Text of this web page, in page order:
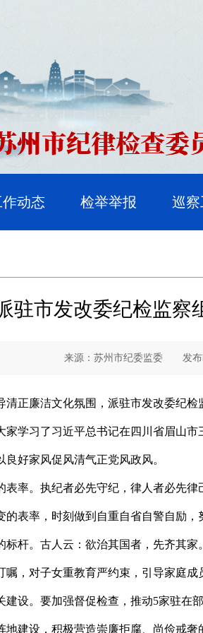
作动态 检举举报 巡
驻市发改委纪检监察
来源：苏州市纪委监委 发布
正廉洁文化氛围，派驻市发改委纪检
家学习了习近平总书记在四川省眉山
好家风促风清气正党风政风。
率。执纪者必先守纪，律人者必先
表率，时刻做到自重自省自警自励，
标杆。古人云：欲治其国者，先齐其
，对子女重教育严约束，引导家庭成
建设。要加强督促检查，推动5家驻
地建设，积极营造崇廉拒腐、尚俭戒